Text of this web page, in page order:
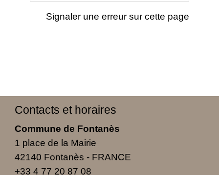
Signaler une erreur sur cette page
Contacts et horaires
Commune de Fontanès
1 place de la Mairie
42140 Fontanès - FRANCE
+33 4 77 20 87 08